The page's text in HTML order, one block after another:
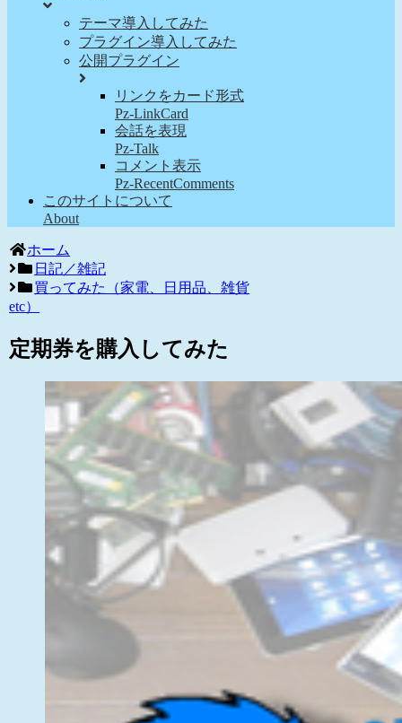
テーマ導入してみた
プラグイン導入してみた
公開プラグイン
リンクをカード形式
Pz-LinkCard
会話を表現
Pz-Talk
コメント表示
Pz-RecentComments
このサイトについて
About
ホーム
日記／雑記
買ってみた（家電、日用品、雑貨
etc）
定期券を購入してみた